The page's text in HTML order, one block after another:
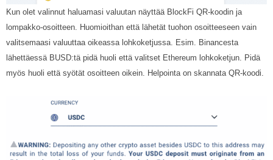
Kun olet valinnut haluamasi valuutan näyttää BlockFi QR-koodin ja
lompakko-osoitteen. Huomioithan että lähetät tuohon osoitteeseen vain
valitsemaasi valuuttaa oikeassa lohkoketjussa. Esim. Binancesta
lähettäessä BUSD:tä pidä huoli että valitset Ethereum lohkoketjun. Pidä
myös huoli että syötät osoitteen oikein. Helpointa on skannata QR-koodi.